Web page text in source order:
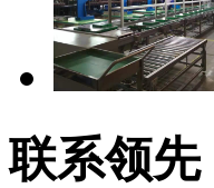
联系领先